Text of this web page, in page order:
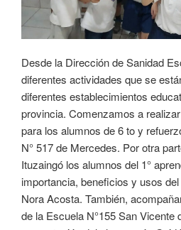
Desde la Dirección de Sanidad
diferentes actividades que se
diferentes establecimientos
provincia. Comenzamos a
para los alumnos de 6 to y
N° 517 de Mercedes. Por otra
Ituzaingó los alumnos del 1°
importancia, beneficios y usos
Nora Acosta. También,
de la Escuela N°155 San Vicente